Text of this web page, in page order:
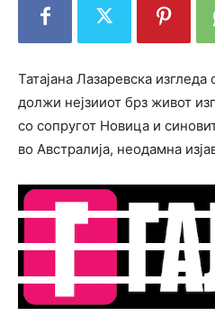
Татајана Лазаревска
должи нејзииот брз живот
со сопругот Новица и
во Австралија, неодамна